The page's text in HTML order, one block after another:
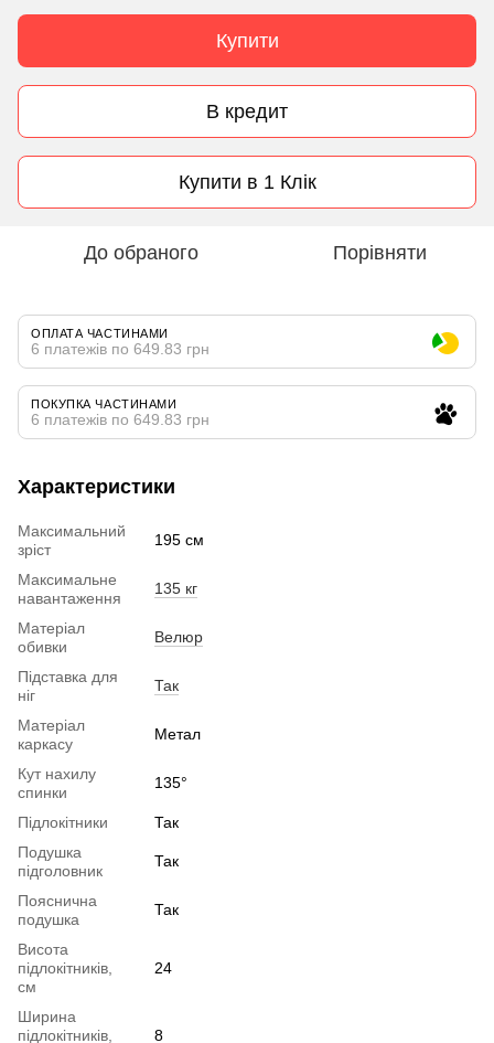
Купити
В кредит
Купити в 1 Клік
До обраного Порівняти
ОПЛАТА ЧАСТИНАМИ
6 платежів по 649.83 грн
ПОКУПКА ЧАСТИНАМИ
6 платежів по 649.83 грн
Характеристики
Максимальний
зріст
195 см
Максимальне
навантаження
135 кг
Матеріал
обивки
Велюр
Підставка для
ніг
Так
Матеріал
каркасу
Метал
Кут нахилу
спинки
135°
Підлокітники
Так
Подушка
підголовник
Так
Пояснична
подушка
Так
Висота
підлокітників,
см
24
Ширина
підлокітників,
8